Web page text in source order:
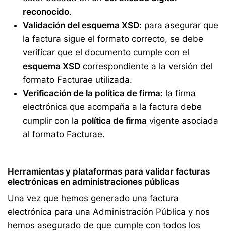
reconocido.
Validación del esquema XSD: para asegurar que
la factura sigue el formato correcto, se debe
verificar que el documento cumple con el
esquema XSD correspondiente a la versión del
formato Facturae utilizada.
Verificación de la política de firma: la firma
electrónica que acompaña a la factura debe
cumplir con la política de firma vigente asociada
al formato Facturae.
Herramientas y plataformas para validar facturas
electrónicas en administraciones públicas
Una vez que hemos generado una factura
electrónica para una Administración Pública y nos
hemos asegurado de que cumple con todos los